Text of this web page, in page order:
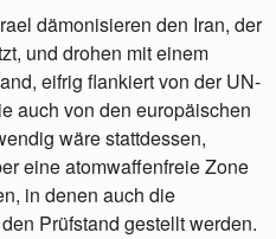
dämonisieren den Iran, der
und drohen mit einem
eifrig flankiert von der UN-
auch von den europäischen
wäre stattdessen,
eine atomwaffenfreie Zone
in denen auch die
Prüfstand gestellt werden.